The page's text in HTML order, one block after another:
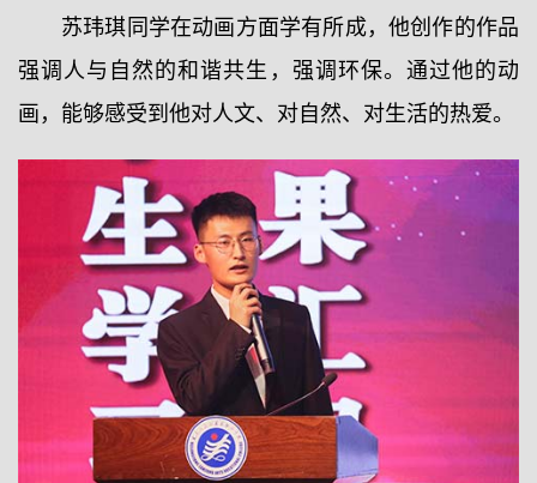
苏玮琪同学在动画方面学有所成，他创作的作品
强调人与自然的和谐共生，强调环保。通过他的动
画，能够感受到他对人文、对自然、对生活的热爱。